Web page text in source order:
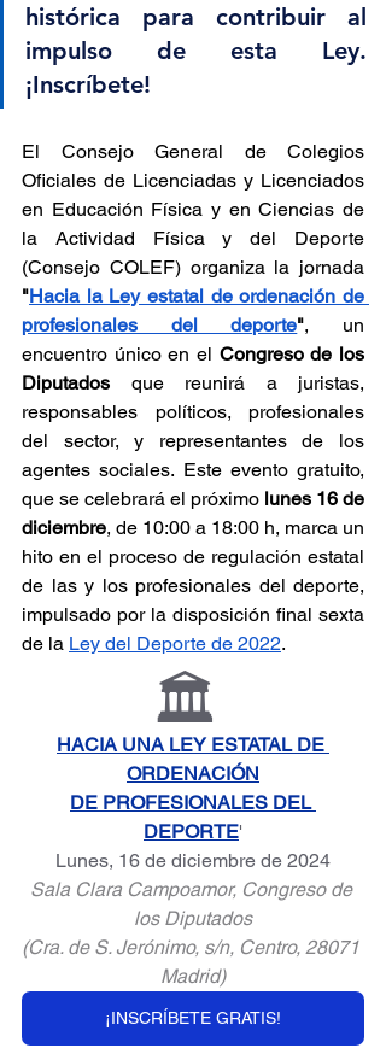
histórica para contribuir al
impulso de esta Ley.
¡Inscríbete!
El Consejo General de Colegios
Oficiales de Licenciadas y Licenciados
en Educación Física y en Ciencias de
la Actividad Física y del Deporte
"Hacia la Ley estatal de ordenación de
profesionales del deporte", un
encuentro único en el Congreso de los
Diputados que reunirá a juristas,
responsables políticos, profesionales
del sector, y representantes de los
agentes sociales. Este evento gratuito,
que se celebrará el próximo lunes 16 de
diciembre, de 10:00 a 18:00 h, marca un
hito en el proceso de regulación estatal
de las y los profesionales del deporte,
impulsado por la disposición final sexta
de la Ley del Deporte de 2022.
🏛️
HACIA UNA LEY ESTATAL DE
ORDENACIÓN
DE PROFESIONALES DEL
DEPORTE'
Lunes, 16 de diciembre de 2024
Sala Clara Campoamor, Congreso de
los Diputados
(Cra. de S. Jerónimo, s/n, Centro, 28071
Madrid)
¡INSCRÍBETE GRATIS!